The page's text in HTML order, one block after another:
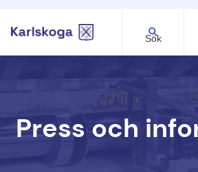
Sök
Press och